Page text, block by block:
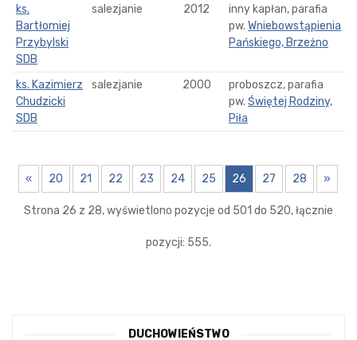
ks.
Bartłomiej
Przybylski
SDB
salezjanie 2012
inny kapłan, parafia
pw. Wniebowstąpienia
Pańskiego, Brzeżno
ks. Kazimierz
Chudzicki
SDB
salezjanie 2000
proboszcz, parafia
pw. Świętej Rodziny,
Piła
« 20 21 22 23 24 25 26 27 28 »
Strona 26 z 28, wyświetlono pozycje od 501 do 520, łącznie
pozycji: 555.
DUCHOWIEŃSTWO